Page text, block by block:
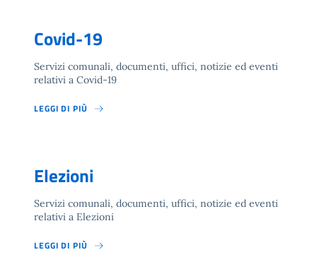
Covid-19
Servizi comunali, documenti, uffici, notizie ed eventi
relativi a Covid-19
LEGGI DI PIÙ
Elezioni
Servizi comunali, documenti, uffici, notizie ed eventi
relativi a Elezioni
LEGGI DI PIÙ